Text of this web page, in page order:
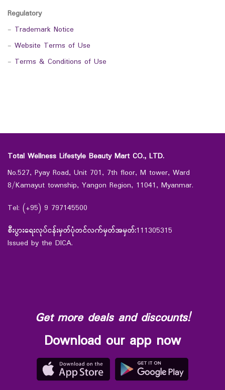
Regulatory
- Trademark Notice
- Website Terms of Use
- Terms & Conditions of Use
Total Wellness Lifestyle Beauty Mart CO., LTD.
No.527, Pyay Road, Unit 701, 7th floor, M tower, Ward
8/Kamayut township, Yangon Region, 11041, Myanmar.
Tel: (+95) 9 797145500
စီးပွားရေးလုပ်ငန်းမှတ်ပုံတင်လက်မှတ်အမှတ်:111305315
Issued by the DICA.
Get more deals and discounts!
Download our app now